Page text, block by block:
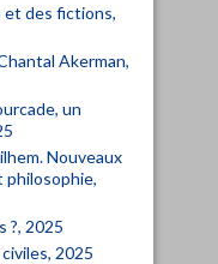
et des fictions,
Akerman,
un
Nouveaux
philosophie,
?, 2025
2025